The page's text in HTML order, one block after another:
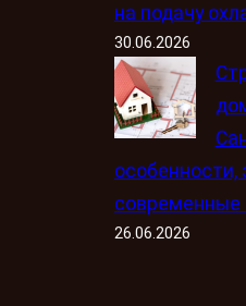
на подачу
30.06.2026
особенности,
современные
26.06.2026